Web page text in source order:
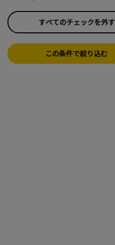
すべてのチェックを外す
この条件で絞り込む